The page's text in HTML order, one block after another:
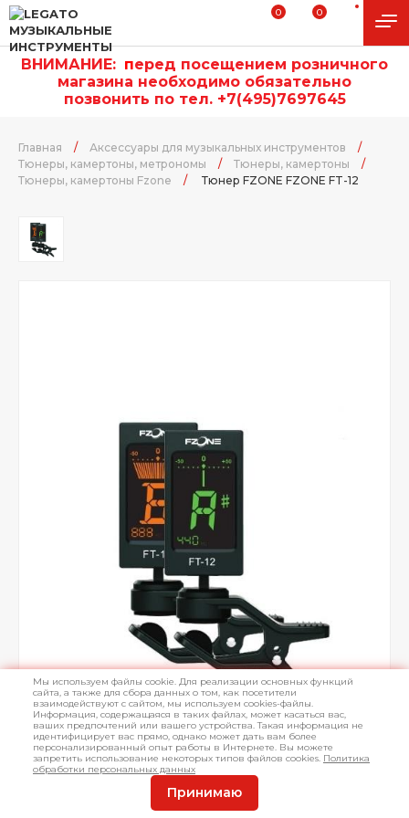
0 0
ВНИМАНИЕ: перед посещением розничного
магазина необходимо обязательно
позвонить по тел. +7(495)7697645
Главная / Аксессуары для музыкальных инструментов
/
Тюнеры, камертоны, метрономы
/ Тюнеры, камертоны
/
Тюнеры, камертоны Fzone
/ Тюнер FZONE FZONE FT-12
Мы используем файлы cookie. Для реализации основных функций
сайта, а также для сбора данных о том, как посетители
взаимодействуют с сайтом, мы используем cookies-файлы.
Информация, содержащаяся в таких файлах, может касаться вас,
ваших предпочтений или вашего устройства. Такая информация не
идентифицирует вас прямо, однако может дать вам более
персонализированный опыт работы в Интернете. Вы можете
запретить использование некоторых типов файлов cookies. Политика
обработки персональных данных
Принимаю